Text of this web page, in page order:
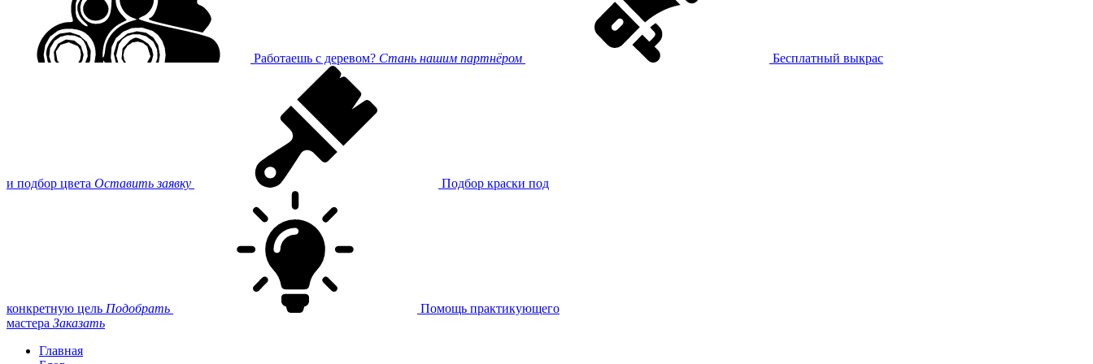
Работаешь с деревом? Стань нашим партнёром Бесплатный выкрас
и подбор цвета Оставить заявку Подбор краски под
конкретную цель Подобрать
Помощь практикующего
мастера Заказать
Главная